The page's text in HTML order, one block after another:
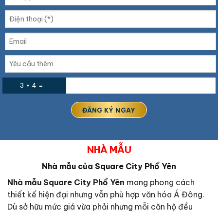
3 + 4 =
NHÀ MẪU
Nhà mẫu của Square City Phổ Yên
Nhà mẫu Square City Phổ Yên mang phong cách
thiết kế hiện đại nhưng vẫn phù hợp văn hóa Á Đông.
Dù sở hữu mức giá vừa phải nhưng mỗi căn hộ đều